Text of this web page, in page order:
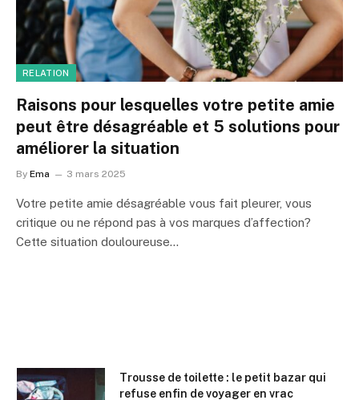
RELATION
Raisons pour lesquelles votre petite amie
peut être désagréable et 5 solutions pour
améliorer la situation
By Ema 3 mars 2025
Votre petite amie désagréable vous fait pleurer, vous
critique ou ne répond pas à vos marques d’affection?
Cette situation douloureuse…
Trousse de toilette : le petit bazar qui
refuse enfin de voyager en vrac